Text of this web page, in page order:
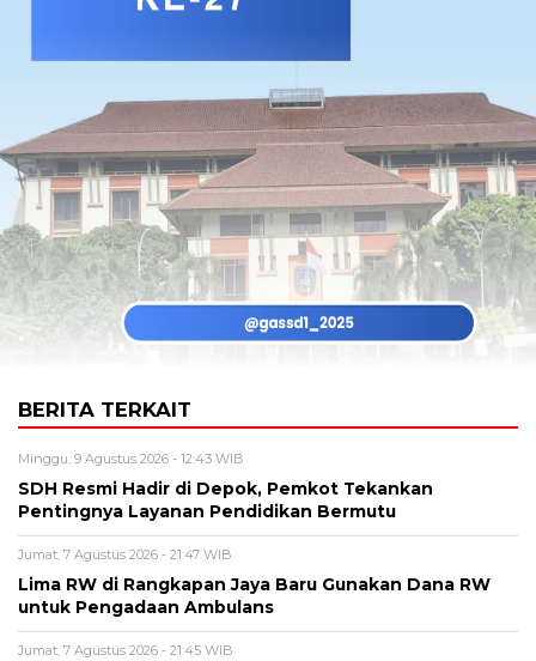
BERITA TERKAIT
Minggu, 9 Agustus 2026 - 12:43 WIB
SDH Resmi Hadir di Depok, Pemkot Tekankan
Pentingnya Layanan Pendidikan Bermutu
Jumat, 7 Agustus 2026 - 21:47 WIB
Lima RW di Rangkapan Jaya Baru Gunakan Dana RW
untuk Pengadaan Ambulans
Jumat, 7 Agustus 2026 - 21:45 WIB